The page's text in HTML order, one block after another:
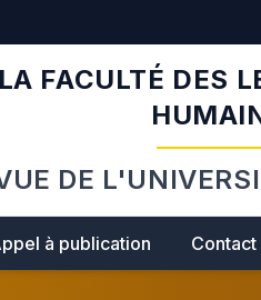
FACULTÉ DES
DE
à publication Contact